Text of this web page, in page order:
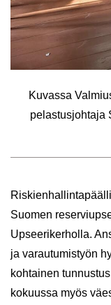
Ku­vas­sa
pe­las­tus­joh­ta­ja
Suo­men
Up­see­ri­ker­hol­la.
ja va­rau­tu­mis­työn
koh­tai­nen
ko­kuus­sa myös